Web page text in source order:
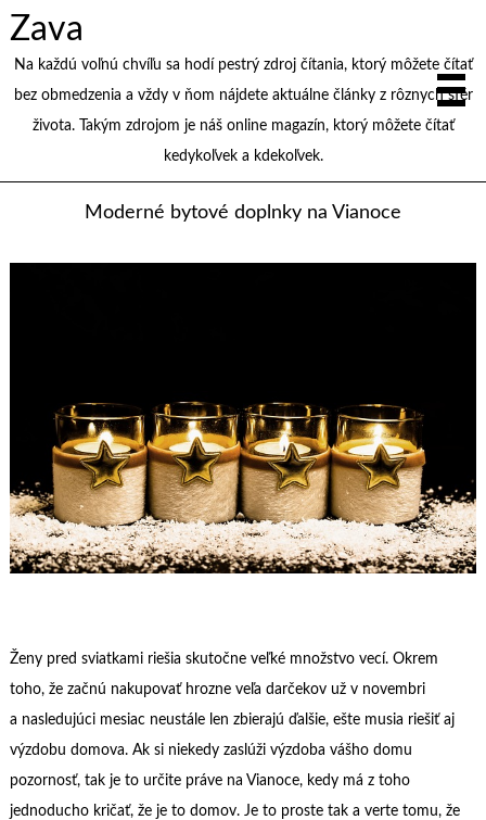
Zava
Na každú voľnú chvíľu sa hodí pestrý zdroj čítania, ktorý môžete čítať
bez obmedzenia a vždy v ňom nájdete aktuálne články z rôznych sfér
života. Takým zdrojom je náš online magazín, ktorý môžete čítať
kedykoľvek a kdekoľvek.
Moderné bytové doplnky na Vianoce
Ženy pred sviatkami riešia skutočne veľké množstvo vecí. Okrem
toho, že začnú nakupovať hrozne veľa darčekov už v novembri
a nasledujúci mesiac neustále len zbierajú ďalšie, ešte musia riešiť aj
výzdobu domova. Ak si niekedy zaslúži výzdoba vášho domu
pozornosť, tak je to určite práve na Vianoce, kedy má z toho
jednoducho kričať, že je to domov. Je to proste tak a verte tomu, že